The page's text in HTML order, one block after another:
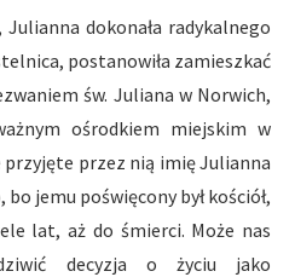
dokonała radykalnego
postanowiła zamieszkać
św. Juliana w Norwich,
ośrodkiem miejskim w
przyjęte przez nią imię Julianna
jemu poświęcony był kościół,
lat, aż do śmierci. Może nas
decyzja o życiu jako